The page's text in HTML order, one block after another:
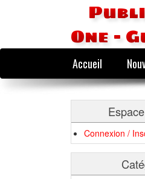
One -
Accueil
Connexion /